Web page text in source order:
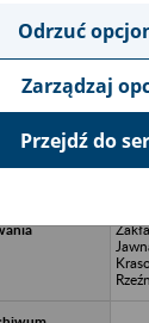
pozycje bazy
Odrzuć
Zarządzaj
Przejdź do